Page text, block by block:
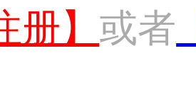
册】 或者